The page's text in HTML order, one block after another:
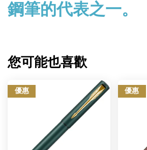
鋼筆的代表之一。
您可能也喜歡
優惠 優惠